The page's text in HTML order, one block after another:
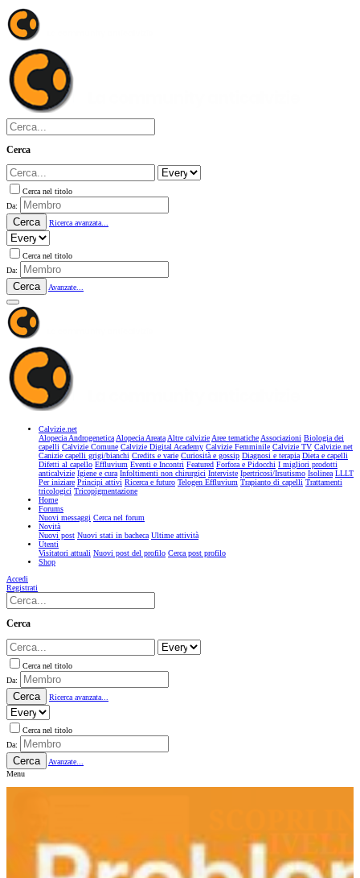
Cerca
Cerca nel titolo
Da:
Cerca Ricerca avanzata...
Cerca nel titolo
Da:
Cerca Avanzate...
Calvizie.net
Alopecia AndrogeneticaAlopecia AreataAltre calvizieAree tematicheAssociazioni Biologia dei
capelli Calvizie Comune Calvizie Digital Academy Calvizie Femminile Calvizie TV Calvizie.net
Canizie capelli grigi/bianchi Credits e varie Curiosità e gossip Diagnosi e terapia Dieta e capelli
Difetti al capello Effluvium Eventi e Incontri Featured Forfora e Pidocchi I migliori prodotti
anticalvizie Igiene e cura Infoltimenti non chirurgici Interviste Ipertricosi/Irsutismo Isolinea LLLT
Per iniziare Principi attivi Ricerca e futuro Telogen Effluvium Trapianto di capelli Trattamenti
tricologici Tricopigmentazione
Home
Forums
Nuovi messaggi Cerca nel forum
Novità
Nuovi post Nuovi stati in bacheca Ultime attività
Utenti
Visitatori attuali Nuovi post del profilo Cerca post profilo
Shop
Accedi
Registrati
Cerca
Cerca nel titolo
Da:
Cerca Ricerca avanzata...
Cerca nel titolo
Da:
Cerca
Avanzate...
Menu